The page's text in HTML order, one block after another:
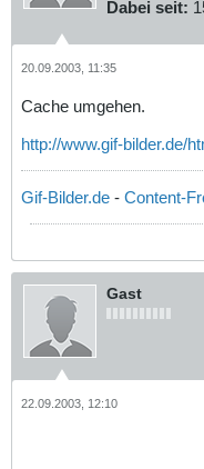
Dabei seit:
20.09.2003, 11:35
Cache umgehen.
http://www.gif-bilder.de/
Gif-Bilder.de - Content-
Gast
22.09.2003, 12:10